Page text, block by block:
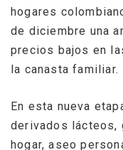
hogares
de diciembre una
precios bajos en
la canasta familiar.
En esta nueva
derivados lácteos,
hogar, aseo